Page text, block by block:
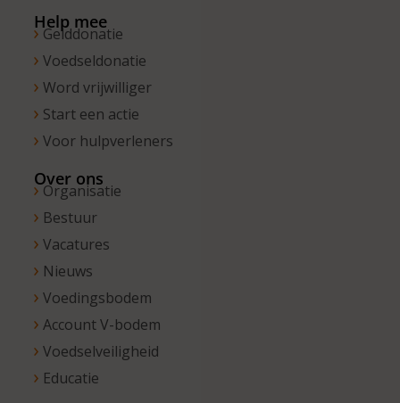
Help mee
Gelddonatie
Voedseldonatie
Word vrijwilliger
Start een actie
Voor hulpverleners
Over ons
Organisatie
Bestuur
Vacatures
Nieuws
Voedingsbodem
Account V-bodem
Voedselveiligheid
Educatie